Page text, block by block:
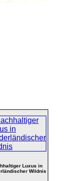
Luxus in
Wildnis